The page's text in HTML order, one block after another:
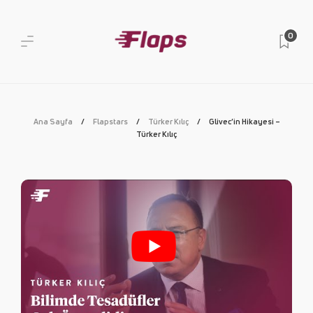
0
Ana Sayfa Flapstars Türker Kılıç
Glivec’in Hikayesi –
Türker Kılıç